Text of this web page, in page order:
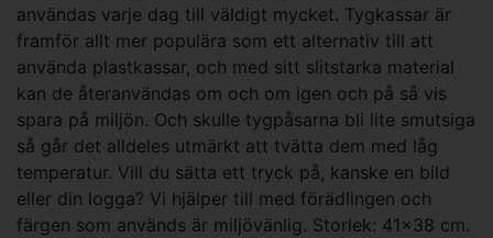
användas varje dag till väldigt mycket. Tygkassar är
framför allt mer populära som ett alternativ till att
använda plastkassar, och med sitt slitstarka material
kan de återanvändas om och om igen och på så vis
spara på miljön. Och skulle tygpåsarna bli lite smutsiga
så går det alldeles utmärkt att tvätta dem med låg
temperatur. Vill du sätta ett tryck på, kanske en bild
eller din logga? Vi hjälper till med förädlingen och
färgen som används är miljövänlig. Storlek: 41x38 cm.